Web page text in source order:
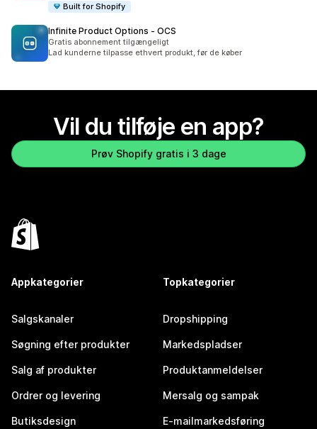
Built for Shopify
Infinite Product Options ‑ OCS
Gratis abonnement tilgængeligt
Lad kunderne tilpasse ethvert produkt, før de køber
Vil du tilføje en app?
Prøv Shopify gratis i 3 dage
Appkategorier
Salgskanaler
Søgning efter produkter
Salg af produkter
Ordrer og levering
Butiksdesign
Topkategorier
Dropshipping
Markedspladser
Produktanmeldelser
Mersalg og sampak
E-mailmarkedsføring